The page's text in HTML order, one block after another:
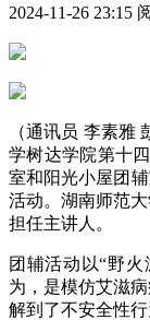
2024-11-26 23:15
（通讯员 李素雅
学树达学院第十
室和阳光小屋团
活动。湖南师范
担任主讲人。
团辅活动以“野
为，是模仿艾滋
解到了不安全性